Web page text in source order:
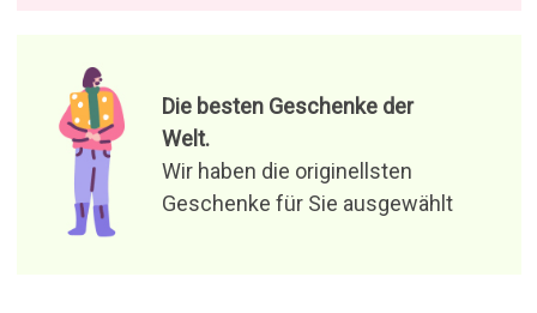
Die besten Geschenke der
Welt.
Wir haben die originellsten
Geschenke für Sie ausgewählt